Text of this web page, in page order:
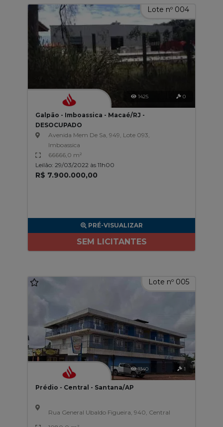
Lote nº 004
1425 0
Galpão - Imboassica - Macaé/RJ -
DESOCUPADO
Avenida Mem De Sa, 949, Lote 093,
Imboassica
66666,0 m²
Leilão: 29/03/2022 às 11h00
R$ 7.900.000,00
PRÉ-VISUALIZAR
SEM LICITANTES
Lote nº 005
1340 1
Prédio - Central - Santana/AP
Rua General Ubaldo Figueira, 940, Central